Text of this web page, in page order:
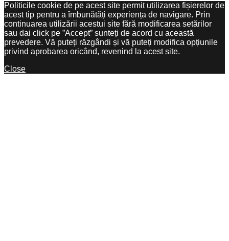
Politicile cookie de pe acest site permit utilizarea fișierelor de
acest tip pentru a îmbunătăți experiența de navigare. Prin
continuarea utilizării acestui site fără modificarea setărilor
sau dai click pe ”Accept” sunteți de acord cu această
prevedere. Vă puteți răzgândi și vă puteți modifica opțiunile
privind aprobarea oricând, revenind la acest site.
Close